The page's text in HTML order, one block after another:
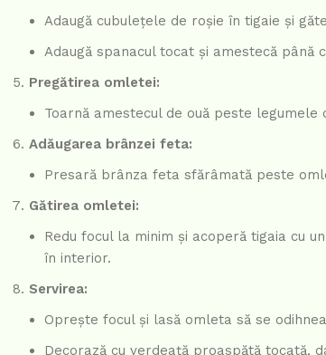
Adaugă cubulețele de roșie în tigaie și
Adaugă spanacul tocat și amestecă până
Pregătirea omletei:
Toarnă amestecul de ouă peste
Adăugarea brânzei feta:
Presară brânza feta sfărâmată peste
Gătirea omletei:
Redu focul la minim și acoperă tigaia cu
în interior.
Servirea:
Oprește focul și lasă omleta să se
Decorază cu verdeață proaspătă tocată,